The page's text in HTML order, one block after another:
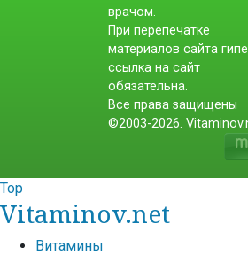
врачом.
При перепечатке
материалов сайта
ссылка на сайт
обязательна.
Все права защищены
©2003-2026.
Top
Vitaminov.net
Витамины